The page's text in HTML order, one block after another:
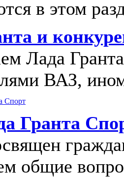
в этом
и
Лада
ВАЗ,
Спорт
Гранта
общие